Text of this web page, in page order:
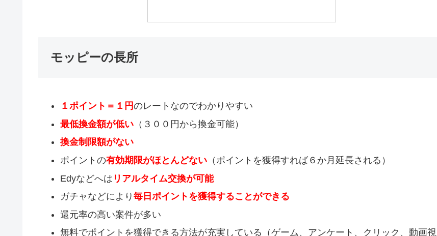
モッピーの長所
１ポイント＝１円のレートなのでわかりやすい
最低換金額が低い（３００円から換金可能）
換金制限額がない
ポイントの有効期限がほとんどない（ポイントを獲得すれば６か月延長される）
Edyなどへは リアルタイム交換が可能
ガチャなどにより 毎日ポイントを獲得することができる
還元率の高い案件が多い
無料でポイントを獲得できる方法が充実している（ゲーム、アンケート、クリック、動画視